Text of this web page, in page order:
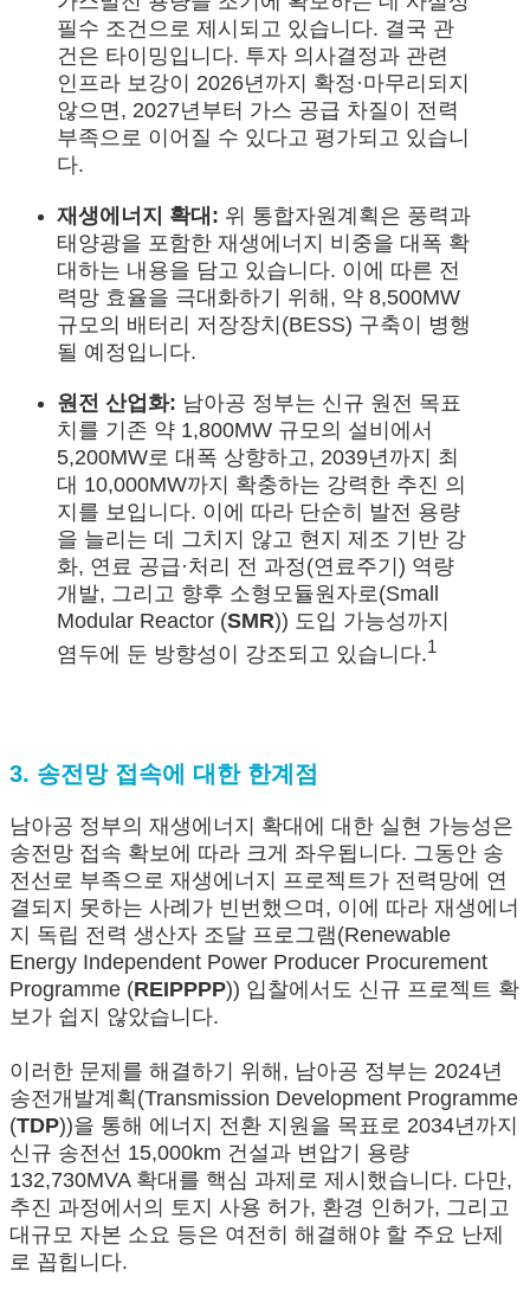
필수 조건으로 제시되고 있습니다. 결국 관
건은 타이밍입니다. 투자 의사결정과 관련
인프라 보강이 2026년까지 확정·마무리되지
않으면, 2027년부터 가스 공급 차질이 전력
부족으로 이어질 수 있다고 평가되고 있습니
다.
재생에너지 확대: 위 통합자원계획은 풍력과
태양광을 포함한 재생에너지 비중을 대폭 확
대하는 내용을 담고 있습니다. 이에 따른 전
력망 효율을 극대화하기 위해, 약 8,500MW
규모의 배터리 저장장치(BESS) 구축이 병행
될 예정입니다.
원전 산업화: 남아공 정부는 신규 원전 목표
치를 기존 약 1,800MW 규모의 설비에서
5,200MW로 대폭 상향하고, 2039년까지 최
대 10,000MW까지 확충하는 강력한 추진 의
지를 보입니다. 이에 따라 단순히 발전 용량
을 늘리는 데 그치지 않고 현지 제조 기반 강
화, 연료 공급·처리 전 과정(연료주기) 역량
개발, 그리고 향후 소형모듈원자로(Small
Modular Reactor (SMR)) 도입 가능성까지
염두에 둔 방향성이 강조되고 있습니다.1
3. 송전망 접속에 대한 한계점
남아공 정부의 재생에너지 확대에 대한 실현 가능성은
송전망 접속 확보에 따라 크게 좌우됩니다. 그동안 송
전선로 부족으로 재생에너지 프로젝트가 전력망에 연
결되지 못하는 사례가 빈번했으며, 이에 따라 재생에너
지 독립 전력 생산자 조달 프로그램(Renewable
Energy Independent Power Producer Procurement
Programme (REIPPPP)) 입찰에서도 신규 프로젝트 확
보가 쉽지 않았습니다.
이러한 문제를 해결하기 위해, 남아공 정부는 2024년
송전개발계획(Transmission Development Programme
(TDP))을 통해 에너지 전환 지원을 목표로 2034년까지
신규 송전선 15,000km 건설과 변압기 용량
132,730MVA 확대를 핵심 과제로 제시했습니다. 다만,
추진 과정에서의 토지 사용 허가, 환경 인허가, 그리고
대규모 자본 소요 등은 여전히 해결해야 할 주요 난제
로 꼽힙니다.